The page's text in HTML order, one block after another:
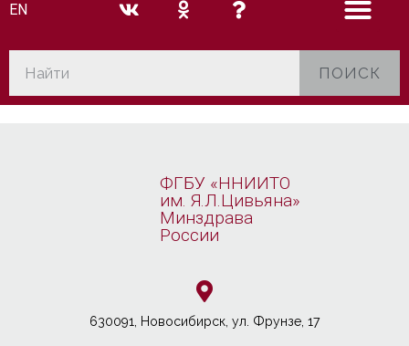
EN
ПОИСК
ФГБУ «ННИИТО
им. Я.Л.Цивьяна»
Минздрава
России
630091, Новосибирcк, ул. Фрунзе, 17